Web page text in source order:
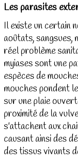
Les parasites
Il existe un certain
aoûtats, sangsues,
réel problème
myiases sont une
espèces de
mouches pondent
sur une plaie
proximité de la
s'attachent aux
causant ainsi des
des tissus vivants